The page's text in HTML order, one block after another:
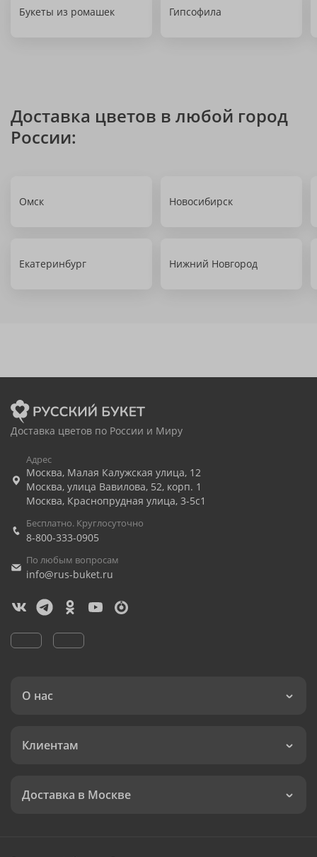
Букеты из ромашек Гипсофила
Доставка цветов в любой город
России:
Омск Новосибирск
Екатеринбург Нижний Новгород
Доставка цветов по России и Миру
Адрес
Москва, Малая Калужская улица, 12
Москва, улица Вавилова, 52, корп. 1
Москва, Краснопрудная улица, 3-5с1
Бесплатно. Круглосуточно
8-800-333-0905
По любым вопросам
info@rus-buket.ru
О нас
Клиентам
Доставка в Москве